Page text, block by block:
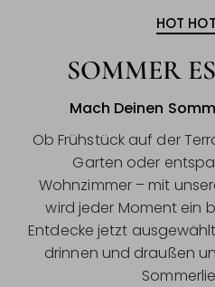
HOT
SOMMER
Mach Deinen
Ob Frühstück auf der
Garten oder
Wohnzimmer – mit
wird jeder Moment ein
Entdecke jetzt
drinnen und draußen